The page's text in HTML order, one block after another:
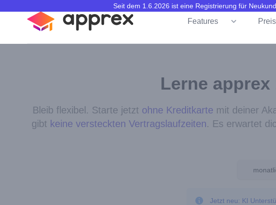
Seit dem 1.6.2026 ist eine Registrierung für
apprex
Features
Lerne apprex
Bleib flexibel. Starte jetzt ohne Kreditkarte mit deiner
gibt keine versteckten Vertragslaufzeiten. Es erwartet
Jetzt neu: KI